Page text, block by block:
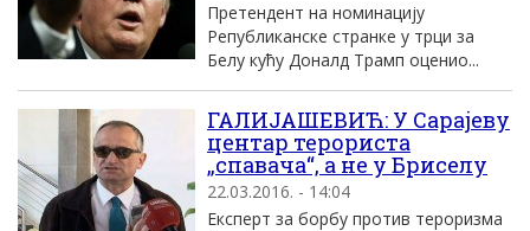
Претендент на номинациjу
Републиканске странке у трци за
Белу кућу Доналд Tрамп оценио...
ГАЛИЈАШЕВИЋ: У Сарајеву
центар терориста
„спавача“, а не у Бриселу
22.03.2016. - 14:04
Експерт за борбу против тероризма